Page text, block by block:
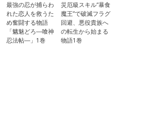
最強の忍が捕らわ
れた恋人を救うた
め奮闘する物語
「魑魅どろ―喰神
忍法帖―」1巻
災厄級スキル“暴食
魔王”で破滅フラグ
回避、悪役貴族へ
の転生から始まる
物語1巻